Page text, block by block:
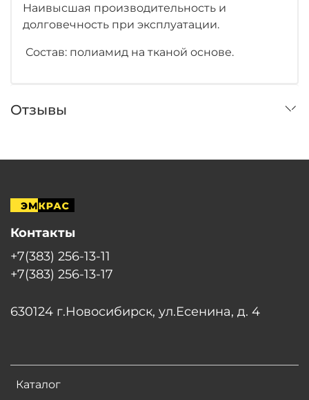
Наивысшая производительность и
долговечность при эксплуатации.
Состав: полиамид на тканой основе.
Отзывы
Каталог
Контакты
+7(383) 256-13-11
+7(383) 256-13-17
630124 г.Новосибирск, ул.Есенина, д. 4